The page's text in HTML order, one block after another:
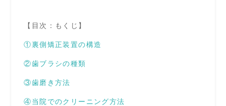
【目次：もくじ】
①裏側矯正装置の構造
②歯ブラシの種類
③歯磨き方法
④当院でのクリーニング方法